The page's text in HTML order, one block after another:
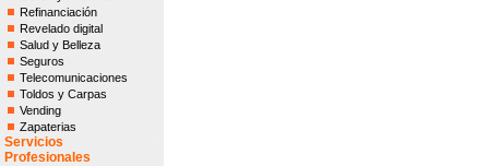
Refinanciación
Revelado digital
Salud y Belleza
Seguros
Telecomunicaciones
Toldos y Carpas
Vending
Zapaterias
Servicios
Profesionales